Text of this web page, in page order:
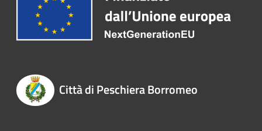
Città di Peschiera Borromeo